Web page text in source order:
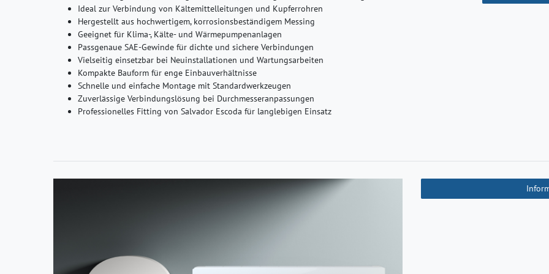
Ideal zur Verbindung von Kältemittelleitungen und Kupferrohren
Hergestellt aus hochwertigem, korrosionsbeständigem Messing
Geeignet für Klima-, Kälte- und Wärmepumpenanlagen
Passgenaue SAE-Gewinde für dichte und sichere Verbindungen
Vielseitig einsetzbar bei Neuinstallationen und Wartungsarbeiten
Kompakte Bauform für enge Einbauverhältnisse
Schnelle und einfache Montage mit Standardwerkzeugen
Zuverlässige Verbindungslösung bei Durchmesseranpassungen
Professionelles Fitting von Salvador Escoda für langlebigen Einsatz